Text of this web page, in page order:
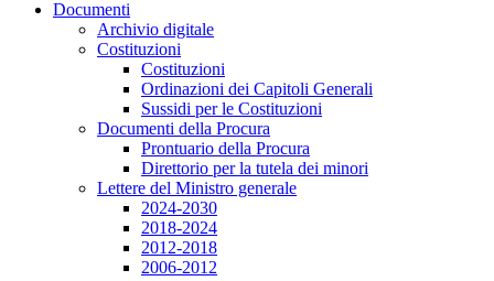
Documenti
Archivio digitale
Costituzioni
Costituzioni
Ordinazioni dei Capitoli Generali
Sussidi per le Costituzioni
Documenti della Procura
Prontuario della Procura
Direttorio per la tutela dei minori
Lettere del Ministro generale
2024-2030
2018-2024
2012-2018
2006-2012